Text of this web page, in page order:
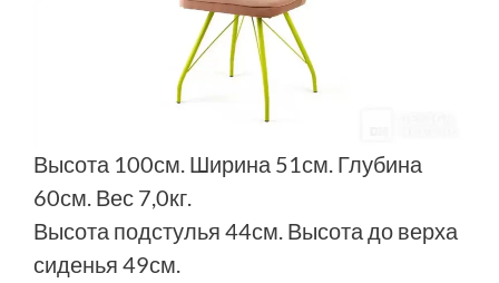
Высота 100см. Ширина 51см. Глубина
60см. Вес 7,0кг.
Высота подстулья 44см. Высота до верха
сиденья 49см.